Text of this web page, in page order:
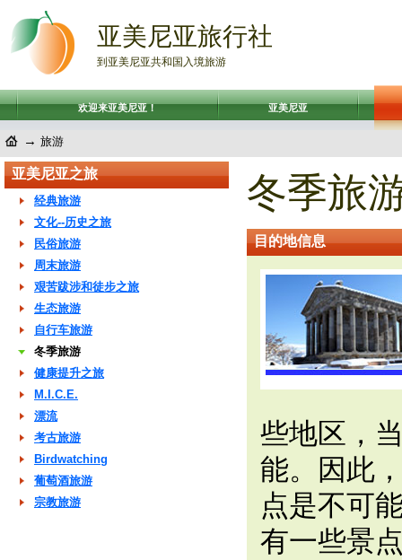
亚美尼亚旅行社
到亚美尼亚共和国入境旅游
欢迎来亚美尼亚！ 亚美尼亚
→ 旅游
亚美尼亚之旅
经典旅游
文化--历史之旅
民俗旅游
周末旅游
艰苦跋涉和徒步之旅
生态旅游
自行车旅游
冬季旅游
健康提升之旅
M.I.C.E.
漂流
考古旅游
Birdwatching
葡萄酒旅游
宗教旅游
冬季旅
目的地信息
些地区，
能。因此
点是不可
有一些景